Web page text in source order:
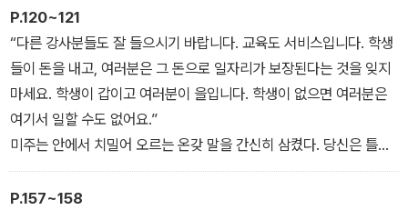
P.120~121
“다른 강사분들도 잘 들으시기 바랍니다. 교육도 서비스입니다. 학생
들이 돈을 내고, 여러분은 그 돈으로 일자리가 보장된다는 것을 잊지
마세요. 학생이 갑이고 여러분이 을입니다. 학생이 없으면 여러분은
여기서 일할 수도 없어요.”
미주는 안에서 치밀어 오르는 온갖 말을 간신히 삼켰다. 당신은 틀렸
어. 우리는 정이야. 학생이 갑이고, 당신이 을이고, 바로 옆에 의기양
양한 표정으로 앉아 있는 책임 강사들이 병이고, 나와 같은 평강사들
P.157~158